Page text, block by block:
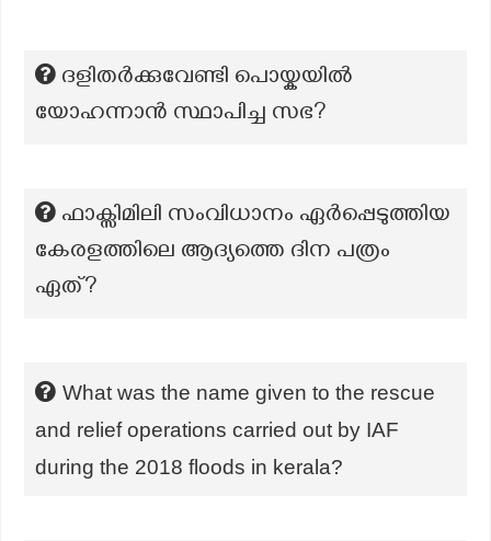
ദളിതര്‍ക്കുവേണ്ടി പൊയ്കയില്‍
യോഹന്നാന്‍ സ്ഥാപിച്ച സഭ?
ഫാക്സിമിലി സംവിധാനം ഏർപ്പെടുത്തിയ
കേരളത്തിലെ ആദ്യത്തെ ദിന പത്രം
ഏത്?
What was the name given to the rescue
and relief operations carried out by IAF
during the 2018 floods in kerala?